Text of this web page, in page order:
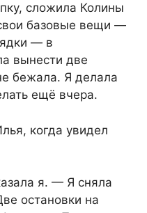
сложила Колины
базовые вещи —
— в
вынести две
бежала. Я делала
ещё вчера.
когда увидел
я. — Я сняла
остановки на